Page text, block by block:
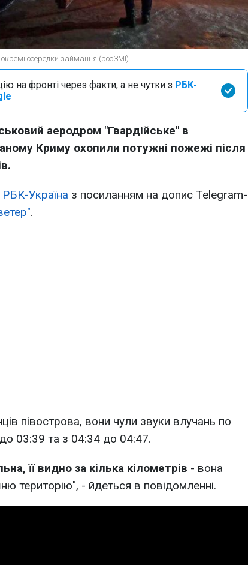
осередки займання (росЗМІ)
на фронті через факти, а не чутки з РБК-
аеродром "Гвардійське" в
Криму охопили потужні пожежі після
РБК-Україна з посиланням на допис Telegram-
.
півострова, вони чули звуки влучань по
03:39 та з 04:34 до 04:47.
її видно за кілька кілометрів - вона
територію", - йдеться в повідомленні.